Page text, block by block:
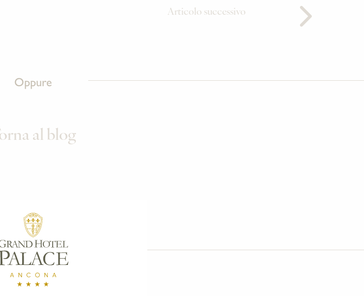
Articolo successivo
Oppure
al blog